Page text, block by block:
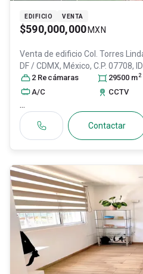
EDIFICIO VENTA
$590,000,000 MXN
Venta de edificio Col. Torres
DF / CDMX, México, C.P. 07708,
2 Recámaras 29500 m2
A/C
CCTV
...
Contactar